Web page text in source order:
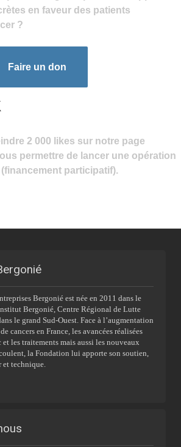
en faveur des patients
?
Faire un don
2 000 likes sur notre page
permettre de lancer une opération
participatif).
Bergonié est née en 2011 dans le
Bergonié, Centre Régional de Lutte
le grand Sud-Ouest. Face à l’augmentation
cancers en France, les avancées réalisées
les traitements mais aussi les nouveaux
la Fondation lui apporte son soutien,
et technique.